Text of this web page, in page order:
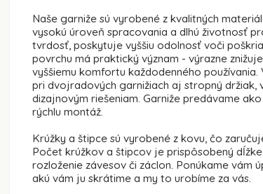
Naše garniže sú vyrobené z kvalitných
vysokú úroveň spracovania a dlhú životnosť
tvrdosť, poskytuje vyššiu odolnosť voči
povrchu má praktický význam - výrazne
vyššiemu komfortu každodenného
pri dvojradových garnižiach aj stropný
dizajnovým riešeniam. Garniže predávame
rýchlu montáž.
Krúžky a štipce sú vyrobené z kovu, čo
Počet krúžkov a štipcov je prispôsobený
rozloženie závesov či záclon. Ponúkame vám
akú vám ju skrátime a my to urobíme za vás.